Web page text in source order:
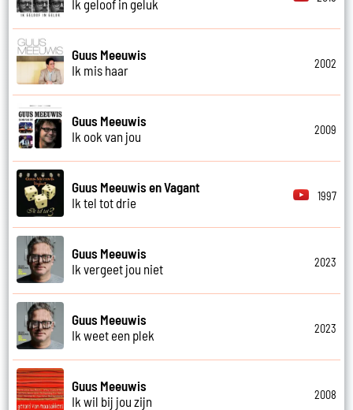
Ik geloof in geluk
Guus Meeuwis
Ik mis haar
2002
Guus Meeuwis
Ik ook van jou
2009
Guus Meeuwis en Vagant
Ik tel tot drie
1997
Guus Meeuwis
Ik vergeet jou niet
2023
Guus Meeuwis
Ik weet een plek
2023
Guus Meeuwis
Ik wil bij jou zijn
2008